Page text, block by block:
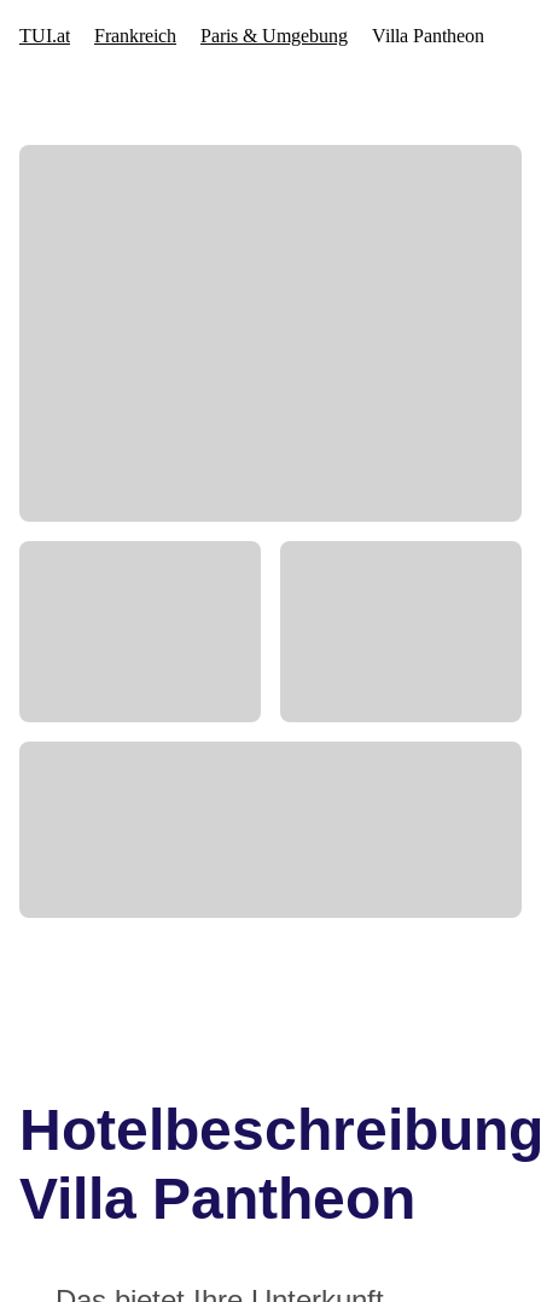
Villa Pantheon